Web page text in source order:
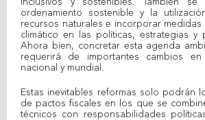
inclusivos y sostenibles. También
ordenamiento sostenible y la
recursos naturales e incorporar medidas
climático en las políticas, estrategias y
Ahora bien, concretar esta agenda
requerirá de importantes cambios
nacional y mundial.
Estas inevitables reformas solo podrán
de pactos fiscales en los que se
técnicos con responsabilidades